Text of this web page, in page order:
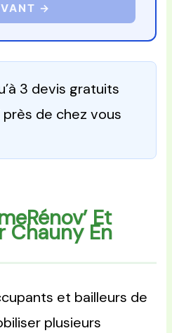
→
3 devis gratuits
près de chez vous
Et
Chauny En
et bailleurs de
plusieurs